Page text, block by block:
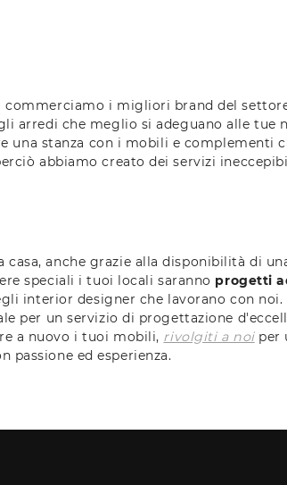
i migliori brand del
arredi che meglio si adeguano alle tue
stanza con i mobili e complementi
abbiamo creato dei servizi
anche grazie alla disponibilità di
speciali i tuoi locali saranno progetti
interior designer che lavorano con noi.
per un servizio di progettazione
a nuovo i tuoi mobili, rivolgiti a noiper
passione ed esperienza.